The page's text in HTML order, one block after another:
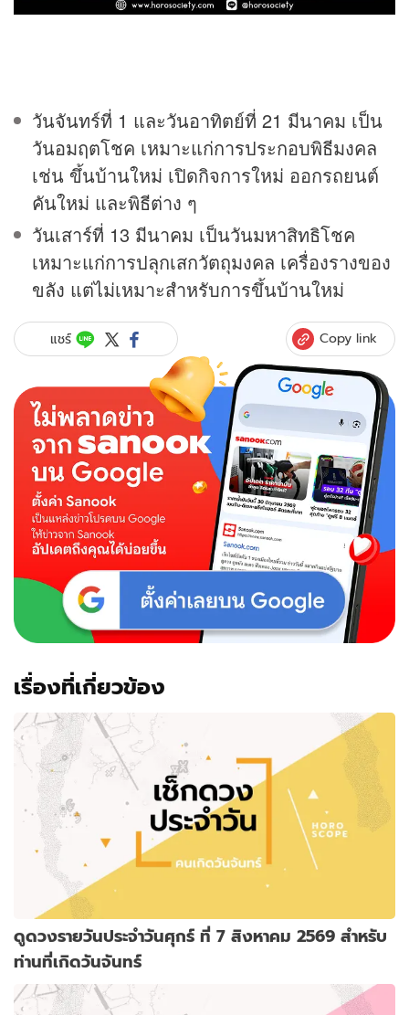
วันจันทร์ที่ 1 และวันอาทิตย์ที่ 21 มีนาคม เป็น
วันอมฤตโชค เหมาะแก่การประกอบพิธีมงคล
เช่น ขึ้นบ้านใหม่ เปิดกิจการใหม่ ออกรถยนต์
คันใหม่ และพิธีต่าง ๆ
วันเสาร์ที่ 13 มีนาคม เป็นวันมหาสิทธิโชค
เหมาะแก่การปลุกเสกวัตถุมงคล เครื่องรางของ
ขลัง แต่ไม่เหมาะสำหรับการขึ้นบ้านใหม่
แชร์ Copy link
เรื่องที่เกี่ยวข้อง
ดูดวงรายวันประจำวันศุกร์ ที่ 7 สิงหาคม 2569 สำหรับ
ท่านที่เกิดวันจันทร์